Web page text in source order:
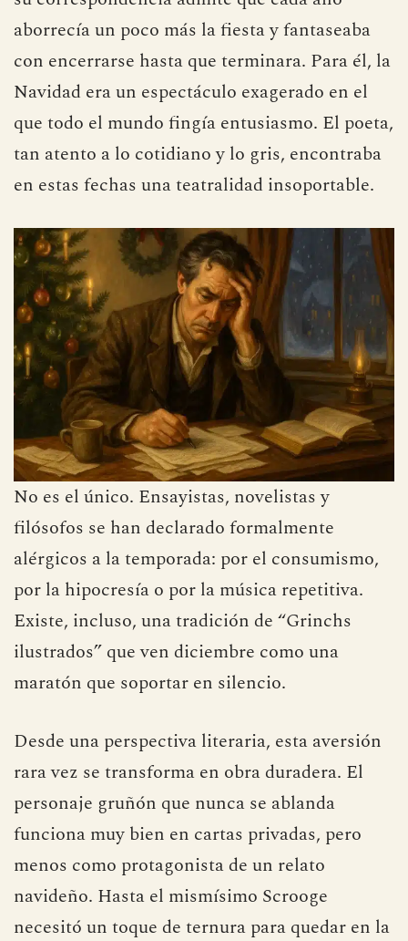
Philip Larkin figura entre los más sinceros. En
su correspondencia admite que cada año
aborrecía un poco más la fiesta y fantaseaba
con encerrarse hasta que terminara. Para él, la
Navidad era un espectáculo exagerado en el
que todo el mundo fingía entusiasmo. El poeta,
en estas fechas una teatralidad insoportable.
No es el único. Ensayistas, novelistas y
filósofos se han declarado formalmente
alérgicos a la temporada: por el consumismo,
por la hipocresía o por la música repetitiva.
Existe, incluso, una tradición de “Grinchs
maratón que soportar en silencio.
Desde una perspectiva literaria, esta aversión
rara vez se transforma en obra duradera. El
personaje gruñón que nunca se ablanda
funciona muy bien en cartas privadas, pero
menos como protagonista de un relato